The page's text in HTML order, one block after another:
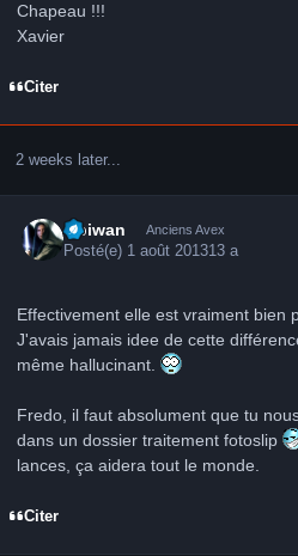
Chapeau !!!
Xavier
Citer
2 weeks later...
Obiwan Anciens Avex
Posté(e) 1 août 201313 a
Effectivement elle est vraiment bien
J'avais jamais idee de cette
même hallucinant.
Fredo, il faut absolument que tu
dans un dossier traitement fotoslip
lances, ça aidera tout le monde.
Citer